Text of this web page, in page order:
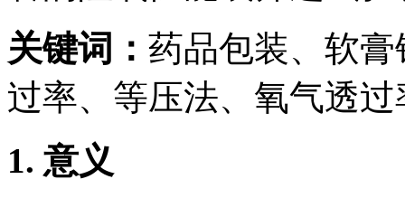
关键词： 药品包装、软
过率、等压法、氧气透
1. 意义